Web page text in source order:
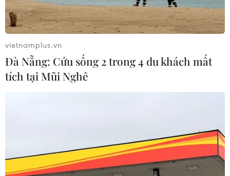
Chính phủ Đức hạ dự báo tăng trưởng
kinh tế trong năm 2020
Đức cũng đã hạ mức dự báo tăng trưởng của nền kinh
tế nước này, ở mức 0,5% trong năm nay và 1,1% trong
năm 2020.
vietnamplus.vn
Đà Nẵng: Cứu sống 2 trong 4 du khách mất
tích tại Mũi Nghê